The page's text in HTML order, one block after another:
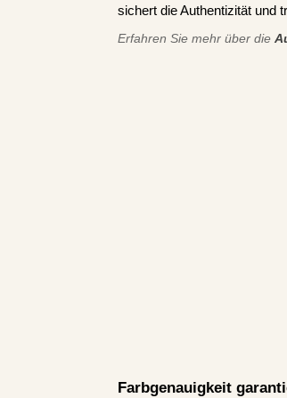
sichert die Authentizität und
Erfahren Sie mehr über die
Farbgenauigkeit